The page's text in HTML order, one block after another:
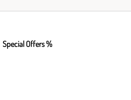
Special Offers %